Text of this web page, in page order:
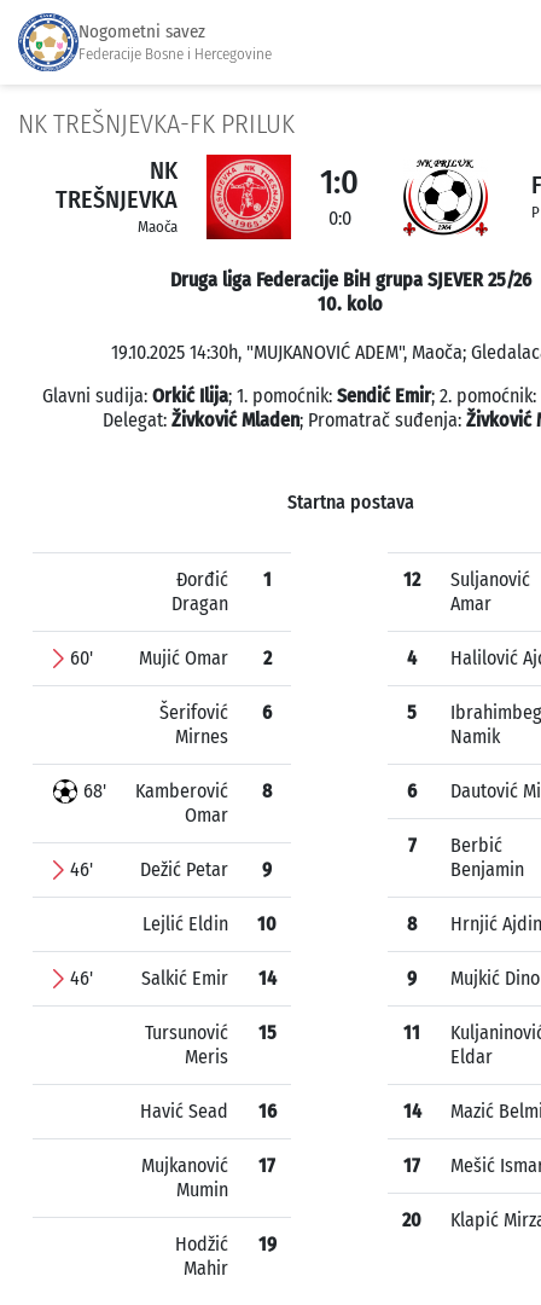
Nogometni savez
Federacije Bosne i Hercegovine
NK TREŠNJEVKA-FK PRILUK
NK
TREŠNJEVKA
Maoča
1:0
0:0
Druga liga Federacije BiH grupa SJEVER 25/26
10. kolo
19.10.2025 14:30h, "MUJKANOVIĆ ADEM", Maoča;
Glavni sudija: Orkić Ilija; 1. pomoćnik: Sendić Emir; 2. pomoćnik:
Delegat: Živković Mladen; Promatrač suđenja: Živković
Startna postava
Đorđić
Dragan
1
60' Mujić Omar 2
Šerifović
Mirnes
6
68'
Kamberović
Omar
8
46' Dežić Petar 9
Lejlić Eldin 10
46' Salkić Emir 14
Tursunović
Meris
15
Havić Sead 16
Mujkanović
Mumin
17
Hodžić
Mahir
19
12
Suljanović
Amar
4 Halilović
5
Namik
6 Dautović
7
Berbić
Benjamin
8 Hrnjić Ajdin
9 Mujkić Dino
11
Eldar
14 Mazić
17 Mešić
20 Klapić